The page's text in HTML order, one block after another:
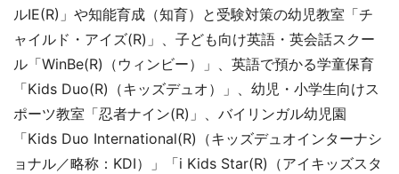
ルIE(R)」や知能育成（知育）と受験対策の幼児教室「チ
ャイルド・アイズ(R)」、子ども向け英語・英会話スクー
ル「WinBe(R)（ウィンビー）」、英語で預かる学童保育
「Kids Duo(R)（キッズデュオ）」、幼児・小学生向けス
ポーツ教室「忍者ナイン(R)」、バイリンガル幼児園
「Kids Duo International(R)（キッズデュオインターナシ
ョナル／略称：KDI）」「i Kids Star(R)（アイキッズスタ